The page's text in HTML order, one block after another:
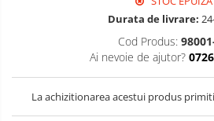
Masini de tuns iarba
Accesorii si piese unelte gradina
Protectie
Durata de livrare:
Cod Produs:
Ai nevoie de ajutor?
La achizitionarea acestui produs primiti